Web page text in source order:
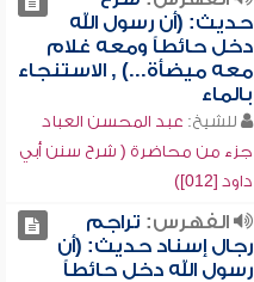
حديث: (أن رسول الله
دخل حائطاً ومعه غلام
معه ميضأة...) , الاستنجاء
بالماء
للشيخ: عبد المحسن العباد
جزء من محاضرة ( شرح سنن أبي
داود [012])
الفهرس: تراجم
رجال إسناد حديث: (أن
رسول الله دخل حائطاً